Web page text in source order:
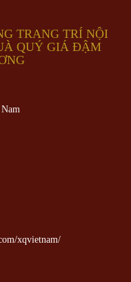
TRANG TRÍ NỘI
QUÝ GIÁ ĐẬM
xqvietnam/